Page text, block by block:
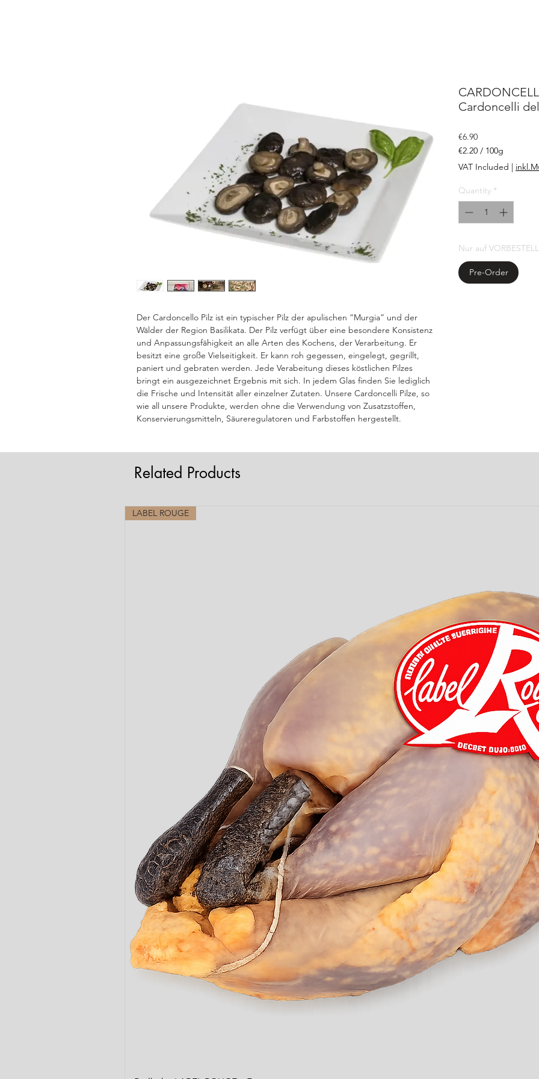
Der Cardoncello Pilz ist ein typischer Pilz der apulischen “Murgia” und der
Wälder der Region Basilikata. Der Pilz verfügt über eine besondere Konsistenz
und Anpassungsfähigkeit an alle Arten des Kochens, der Verarbeitung. Er
besitzt eine große Vielseitigkeit. Er kann roh gegessen, eingelegt, gegrillt,
paniert und gebraten werden. Jede Verabeitung dieses köstlichen Pilzes
bringt ein ausgezeichnet Ergebnis mit sich. In jedem Glas finden Sie lediglich
die Frische und Intensität aller einzelner Zutaten. Unsere Cardoncelli Pilze, so
wie all unsere Produkte, werden ohne die Verwendung von Zusatzstoffen,
Konservierungsmitteln, Säureregulatoren und Farbstoffen hergestellt.
Cardoncelli
€6.90Price
€2.20 / 100g
€2.20
per
100
Grams
VAT Included |
Quantity *
Nur auf
Pre-Order
Related Products
LABEL ROUGE